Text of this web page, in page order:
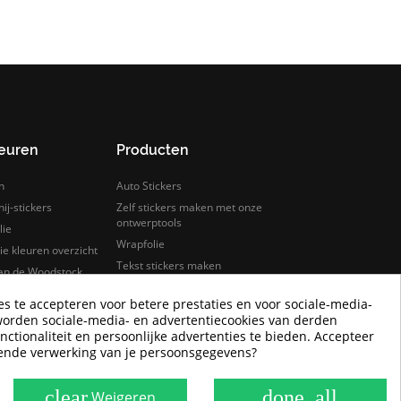
stickers
kleuren overzicht
de Woodstock
samples bestellen
Producten
Auto Stickers
Zelf stickers maken met onze
ontwerptools
Wrapfolie
Tekst stickers maken
Tegelstickers
Auto wrappen
Camper Logo Stickers
te accepteren voor betere prestaties en voor sociale-media-
sociale-media- en advertentiecookies van derden
en persoonlijke advertenties te bieden. Accepteer
verwerking van je persoonsgegevens?